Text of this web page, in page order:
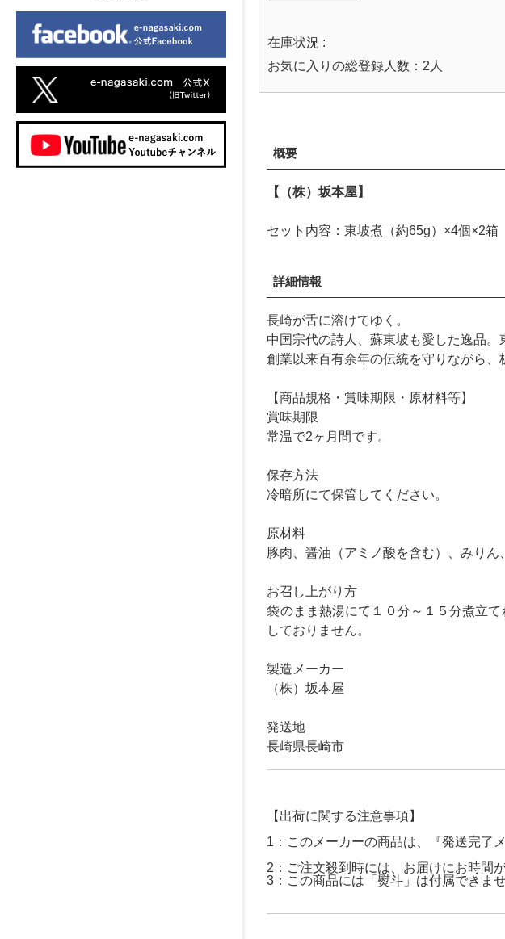
在庫状況 :
お気に入りの総登録人数：2人
概要
【（株）坂本屋】
セット内容：東坡煮（約65g）×4個×2
詳細情報
長崎が舌に溶けてゆく。
中国宗代の詩人、蘇東坡も愛した逸品
創業以来百有余年の伝統を守りながら
【商品規格・賞味期限・原材料等】
賞味期限
常温で2ヶ月間です。
保存方法
冷暗所にて保管してください。
原材料
豚肉、醤油（アミノ酸を含む）、みりん
お召し上がり方
袋のまま熱湯にて１０分～１５分煮立
しておりません。
製造メーカー
（株）坂本屋
発送地
長崎県長崎市
【出荷に関する注意事項】
1：このメーカーの商品は、『発送完了
2：ご注文殺到時には、お届けにお時間
3：この商品には「熨斗」は付属できませ